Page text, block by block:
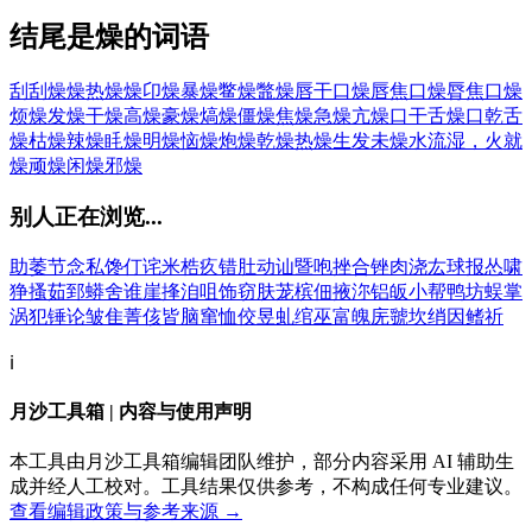
结尾是燥的词语
刮刮燥燥热燥燥卬燥暴燥鳖燥鼈燥唇干口燥唇焦口燥脣焦口燥
烦燥发燥干燥高燥豪燥熇燥僵燥焦燥急燥亢燥口干舌燥口乾舌
燥枯燥辣燥眊燥明燥恼燥炮燥乾燥热燥生发未燥水流湿，火就
燥顽燥闲燥邪燥
别人正在浏览...
助萎节念私馋仃诧米梏疚错肚动讪暨咆挫合锉肉浇厷球报怂啸
狰搔茹郅蟒舍谁崖捀洎咀 饰窃肤茏槟佃掖沵铝皈小帮鸭坊蜈掌
涡犯锤论皱隹菁侅皆脑窜恤佼昱虬绾巫富魄庑虢坎绡因鳍祈
ℹ️
月沙工具箱 | 内容与使用声明
本工具由月沙工具箱编辑团队维护，部分内容采用 AI 辅助生
成并经人工校对。工具结果仅供参考，不构成任何专业建议。
查看编辑政策与参考来源 →